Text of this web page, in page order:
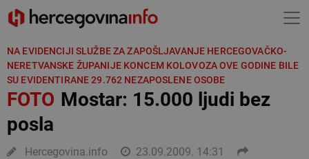
NA EVIDENCIJI SLUŽBE ZA ZAPOŠLJAVANJE HERCEGOVAČKO-
NERETVANSKE ŽUPANIJE KONCEM KOLOVOZA OVE GODINE BILE
SU EVIDENTIRANE 29.762 NEZAPOSLENE OSOBE
FOTOMostar: 15.000 ljudi bez
posla
Hercegovina.info 23.09.2009. 14:31